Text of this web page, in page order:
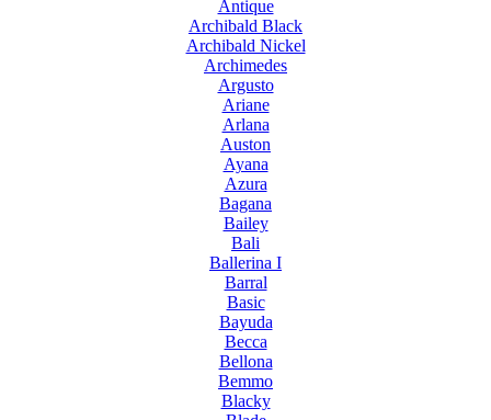
Antique
Archibald Black
Archibald Nickel
Archimedes
Argusto
Ariane
Arlana
Auston
Ayana
Azura
Bagana
Bailey
Bali
Ballerina I
Barral
Basic
Bayuda
Becca
Bellona
Bemmo
Blacky